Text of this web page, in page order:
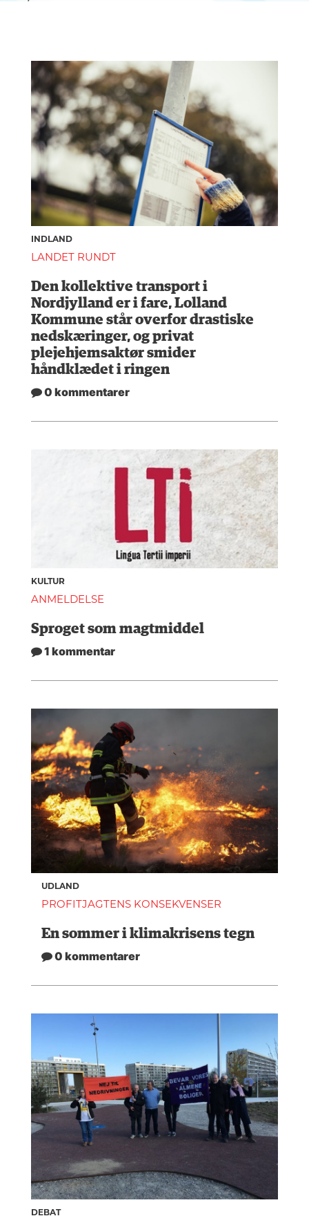
INDLAND
LANDET RUNDT
Den kollektive transport i
Nordjylland er i fare, Lolland
Kommune står overfor drastiske
nedskæringer, og privat
plejehjemsaktør smider
håndklædet i ringen
0 kommentarer
KULTUR
ANMELDELSE
Sproget som magtmiddel
1 kommentar
UDLAND
PROFITJAGTENS KONSEKVENSER
En sommer i klimakrisens tegn
0 kommentarer
DEBAT